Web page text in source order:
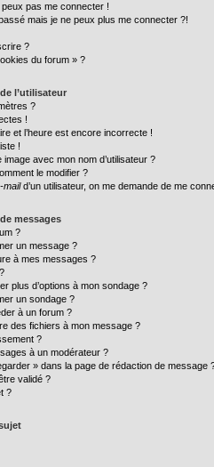
pas me connecter !
mais je ne peux plus me connecter ?!
?
du forum » ?
l’utilisateur
?
!
et l’heure est encore incorrecte !
!
avec mon nom d’utilisateur ?
le modifier ?
maild’un utilisateur, on me demande de me
messages
?
un message ?
à mes messages ?
plus d’options à mon sondage ?
un sondage ?
à un forum ?
des fichiers à mon message ?
?
à un modérateur ?
» dans la page de rédaction de message
validé ?
?